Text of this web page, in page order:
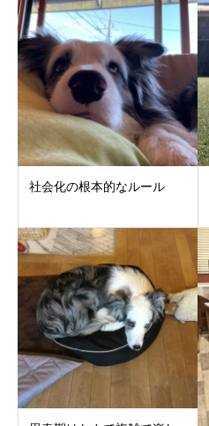
社会化の根本的なルール